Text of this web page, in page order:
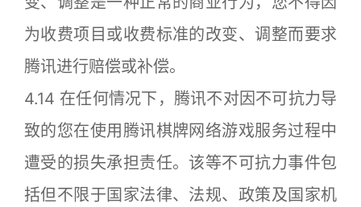
为收费项目或收费标准的改变、调整而要求
腾讯进行赔偿或补偿。
4.14 在任何情况下，腾讯不对因不可抗力导
致的您在使用腾讯棋牌网络游戏服务过程中
遭受的损失承担责任。该等不可抗力事件包
括但不限于国家法律、法规、政策及国家机